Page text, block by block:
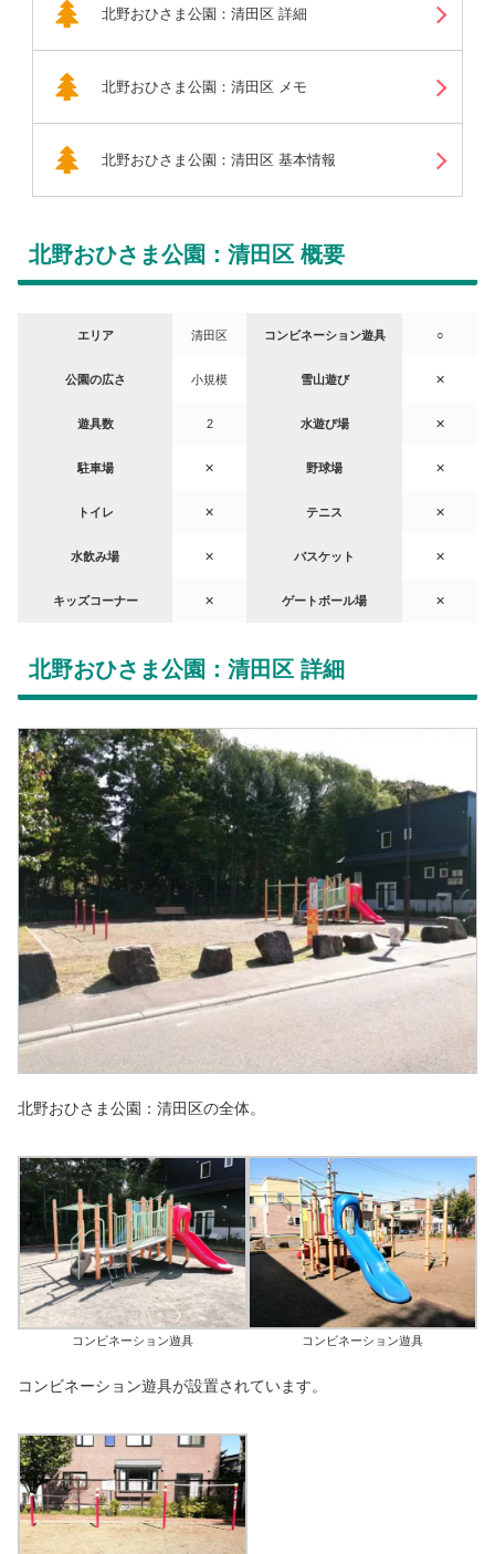
北野おひさま公園：清田区 詳細
北野おひさま公園：清田区 メモ
北野おひさま公園：清田区 基本情報
北野おひさま公園：清田区 概要
エリア 清田区 コンビネーション遊具 ○
公園の広さ 小規模 雪山遊び ✕
遊具数 2 水遊び場 ✕
駐車場 ✕ 野球場 ✕
トイレ ✕ テニス ✕
水飲み場 ✕ バスケット ✕
キッズコーナー ✕ ゲートボール場 ✕
北野おひさま公園：清田区 詳細
北野おひさま公園：清田区の全体。
コンビネーション遊具 コンビネーション遊具
コンビネーション遊具が設置されています。